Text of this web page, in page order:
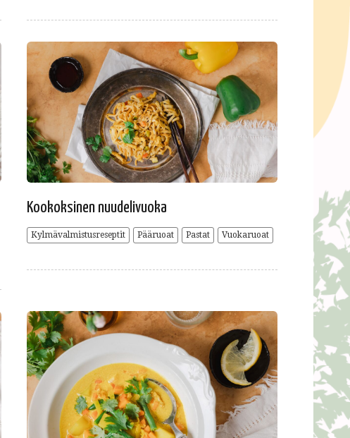
Kookoksinen nuudelivuoka
Kylmävalmistusreseptit Pääruoat Pastat Vuokaruoat